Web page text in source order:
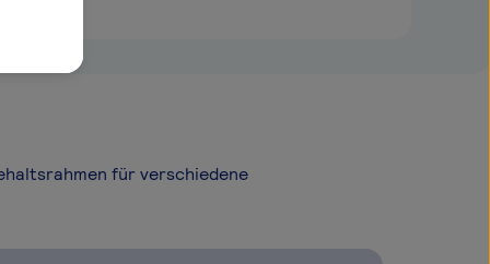
für verschiedene